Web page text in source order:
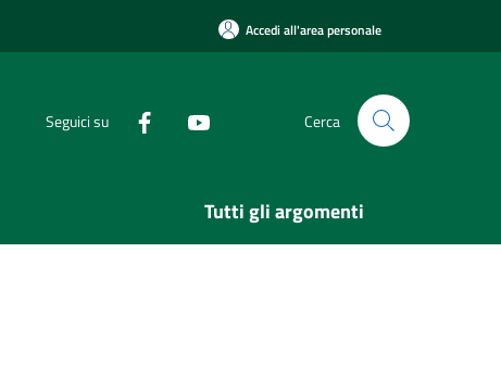
Accedi all'area personale
Seguici su Cerca
Tutti gli argomenti